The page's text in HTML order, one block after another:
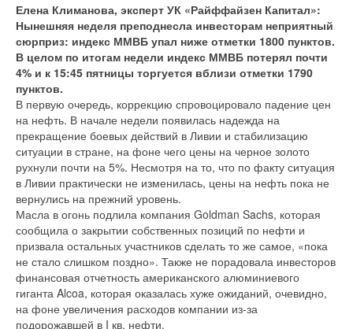
Елена Климанова, эксперт УК «Райффайзен Капитал»:
Нынешняя неделя преподнесла инвесторам неприятный
сюрприз: индекс ММВБ упал ниже отметки 1800 пунктов.
В целом по итогам недели индекс ММВБ потерял почти
4% и к 15:45 пятницы торгуется вблизи отметки 1790
пунктов.
В первую очередь, коррекцию спровоцировало падение цен
на нефть. В начале недели появилась надежда на
прекращение боевых действий в Ливии и стабилизацию
ситуации в стране, на фоне чего цены на черное золото
рухнули почти на 5%. Несмотря на то, что по факту ситуация
в Ливии практически не изменилась, цены на нефть пока не
вернулись на прежний уровень.
Масла в огонь подлила компания Goldman Sachs, которая
сообщила о закрытии собственных позиций по нефти и
призвала остальных участников сделать то же самое, «пока
не стало слишком поздно». Также не порадовала инвесторов
финансовая отчетность американского алюминиевого
гиганта Alcoa, которая оказалась хуже ожиданий, очевидно,
на фоне увеличения расходов компании из-за
подорожавшей в I кв. нефти.